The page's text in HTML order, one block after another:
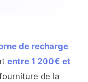
de recharge
entre 1 200€ et
de la